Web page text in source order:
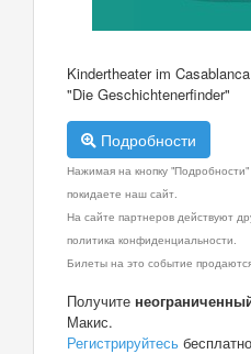
Kindertheater im
"Die Geschichtenerfinder"
Подробности
Нажимая на кнопку
покидаете наш сайт.
На сайте партнеров действуют
политика конфиденциальности.
Билеты на это событие
Получите
Макис.
Регистрируйтесь